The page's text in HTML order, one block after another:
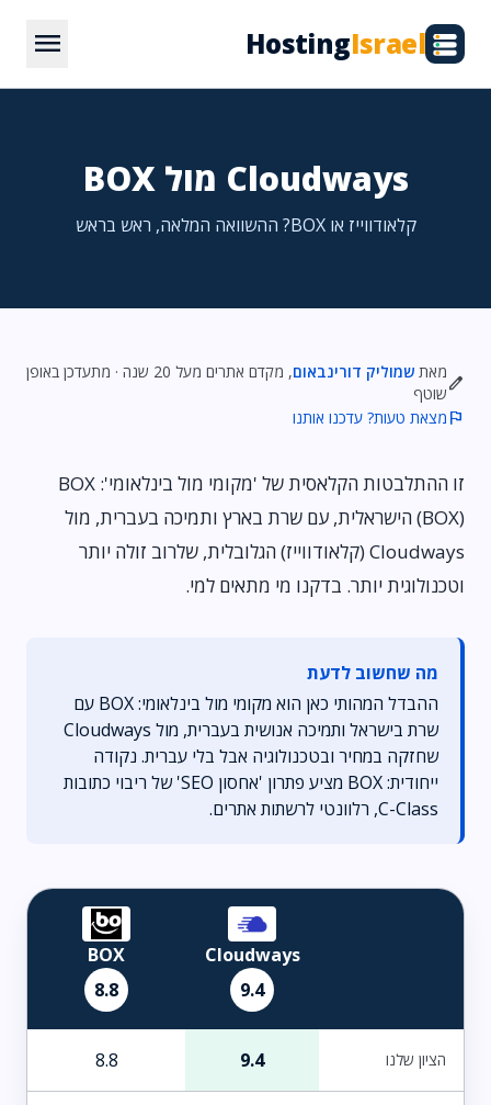
HostingIsrael
menu
Cloudways מול BOX
קלאודווייז או BOX? ההשוואה המלאה, ראש בראש
edit
מאת שמוליק דורינבאום
, מקדם אתרים מעל 20 שנה · מתעדכן באופן
שוטף
flag מצאת טעות? עדכנו אותנו
זו ההתלבטות הקלאסית של 'מקומי מול בינלאומי': BOX
(BOX) הישראלית, עם שרת בארץ ותמיכה בעברית, מול
Cloudways (קלאודווייז) הגלובלית, שלרוב זולה יותר
וטכנולוגית יותר. בדקנו מי מתאים למי.
מה שחשוב לדעת
ההבדל המהותי כאן הוא מקומי מול בינלאומי: BOX עם
שרת בישראל ותמיכה אנושית בעברית, מול Cloudways
שחזקה במחיר ובטכנולוגיה אבל בלי עברית. נקודה
ייחודית: BOX מציע פתרון 'אחסון SEO' של ריבוי כתובות
C-Class, רלוונטי לרשתות אתרים.
Cloudways
9.4
BOX
8.8
הציון שלנו 9.4
8.8